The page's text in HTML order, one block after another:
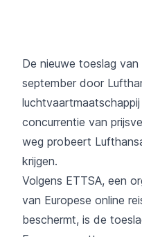
De nieuwe toeslag
september door
concurrentie van
weg probeert
krijgen.
Volgens ETTSA, een
van Europese online
beschermt, is de